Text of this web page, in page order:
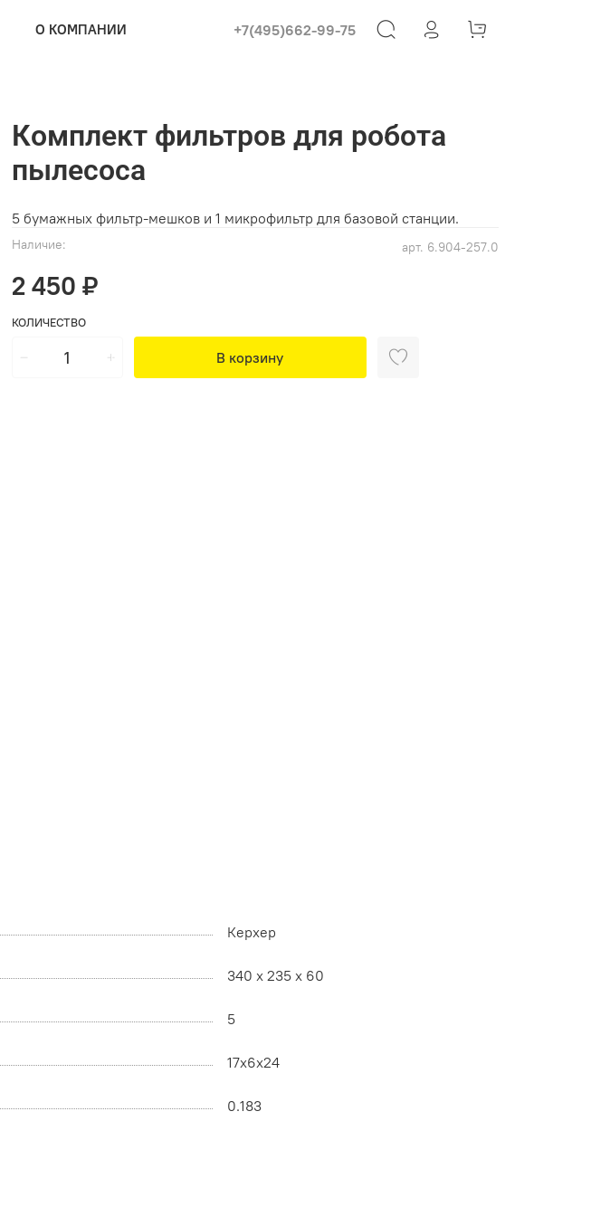
+7(495)662-99-75
О КОМПАНИИ
арт. 6.904-257.0
Наличие:
Комплект фильтров для робота
пылесоса
2 450 ₽
КОЛИЧЕСТВО
В корзину
5 бумажных фильтр-мешков и 1 микрофильтр для базовой станции.
Керхер
340 x 235 x 60
5
17x6x24
0.183